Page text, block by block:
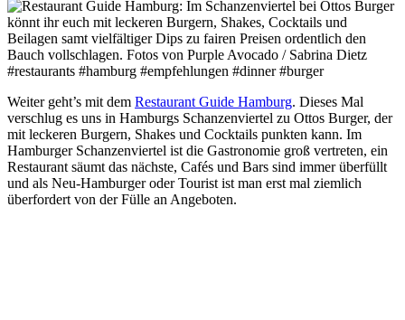
Weiter geht’s mit dem Restaurant Guide Hamburg. Dieses Mal
verschlug es uns in Hamburgs Schanzenviertel zu Ottos Burger, der
mit leckeren Burgern, Shakes und Cocktails punkten kann. Im
Hamburger Schanzenviertel ist die Gastronomie groß vertreten, ein
Restaurant säumt das nächste, Cafés und Bars sind immer überfüllt
und als Neu-Hamburger oder Tourist ist man erst mal ziemlich
überfordert von der Fülle an Angeboten.